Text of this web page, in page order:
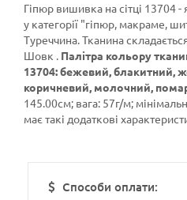
Гіпюр вишивка на сітці 13704
у категорії "гіпюр, макраме,
Туреччина. Тканина
Шовк . Палітра кольору
13704: бежевий, блакитний,
коричневий, молочний,
145.00см; вага: 57г/м;
має такі додаткові
Способи оплати: